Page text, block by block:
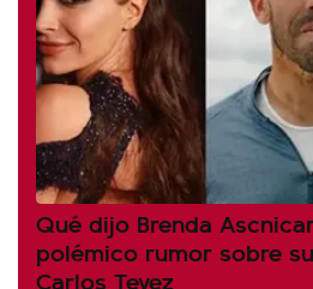
Qué dijo Brenda
polémico rumor sobre
Carlos Tevez